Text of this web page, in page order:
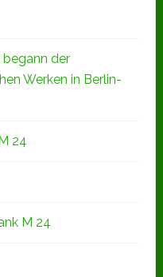
der
Werken in Berlin-
24
M 24